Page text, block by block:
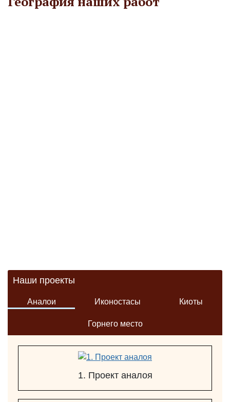
Наши проекты
Аналои
1. Проект аналоя
Иконостасы Киоты
Горнего место